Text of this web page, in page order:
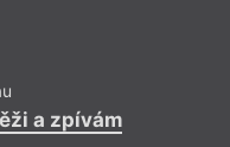
a zpívám